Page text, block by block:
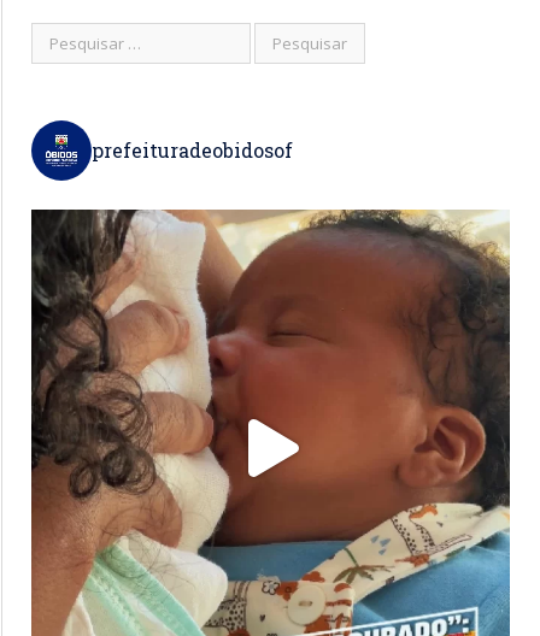
prefeituradeobidosof